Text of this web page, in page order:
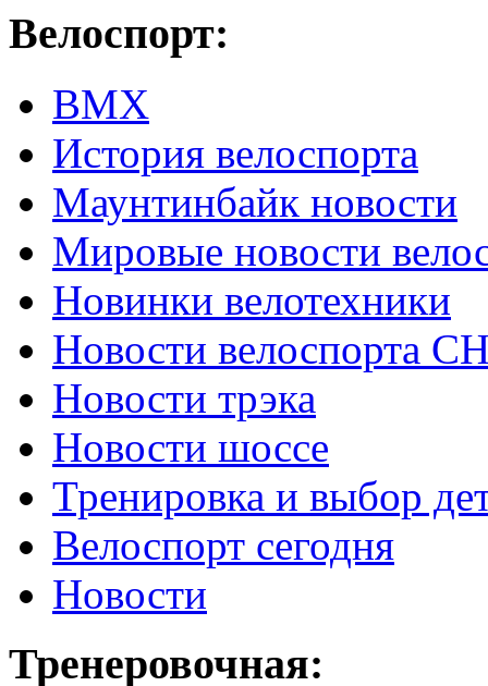
Велоспорт:
ВМХ
История велоспорта
Маунтинбайк новости
Мировые новости
Новинки велотехники
Новости велоспорта
Новости трэка
Новости шоссе
Тренировка и выбор
Велоспорт сегодня
Новости
Тренеровочная: